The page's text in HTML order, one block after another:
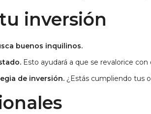
inversión
buenos inquilinos.
Esto ayudará a que se revalorice
de inversión. ¿Estás cumpliendo tus